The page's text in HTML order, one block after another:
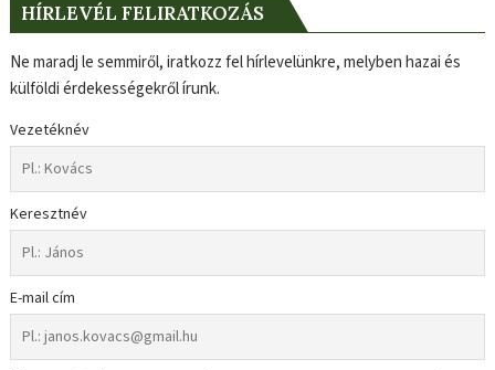
HÍRLEVÉL FELIRATKOZÁS
Ne maradj le semmiről, iratkozz fel hírlevelünkre, melyben hazai és
külföldi érdekességekről írunk.
Vezetéknév
Keresztnév
E-mail cím